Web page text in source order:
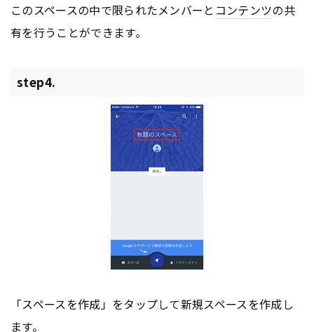
このスペースの中で限られたメンバーと コンテンツの共
有を行うことができます。
step4.
「スペースを作成」をタップして新規スペースを作成し
ます。